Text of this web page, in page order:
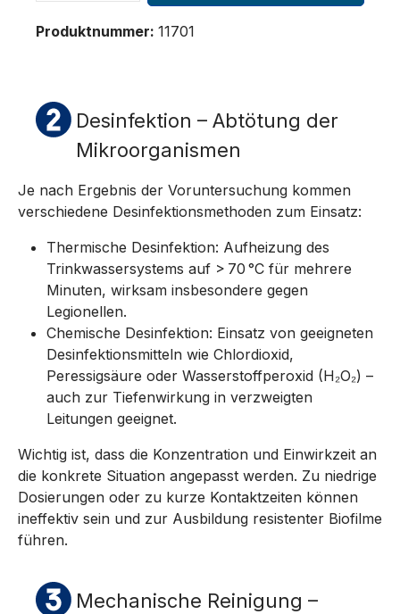
Produktnummer: 11701
Desinfektion – Abtötung der
Mikroorganismen
Je nach Ergebnis der Voruntersuchung kommen
verschiedene Desinfektionsmethoden zum Einsatz:
Thermische Desinfektion: Aufheizung des
Trinkwassersystems auf > 70 °C für mehrere
Minuten, wirksam insbesondere gegen
Legionellen.
Chemische Desinfektion: Einsatz von geeigneten
Desinfektionsmitteln wie Chlordioxid,
Peressigsäure oder Wasserstoffperoxid (H₂O₂) –
auch zur Tiefenwirkung in verzweigten
Leitungen geeignet.
Wichtig ist, dass die Konzentration und Einwirkzeit an
die konkrete Situation angepasst werden. Zu niedrige
Dosierungen oder zu kurze Kontaktzeiten können
ineffektiv sein und zur Ausbildung resistenter Biofilme
führen.
Mechanische Reinigung –